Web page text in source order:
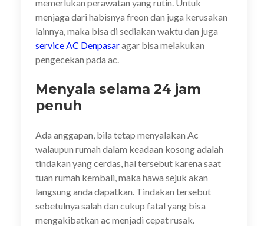
memerlukan perawatan yang rutin. Untuk
menjaga dari habisnya freon dan juga kerusakan
lainnya, maka bisa di sediakan waktu dan juga
service AC Denpasaragar bisa melakukan
pengecekan pada ac.
Menyala selama 24 jam
penuh
Ada anggapan, bila tetap menyalakan Ac
walaupun rumah dalam keadaan kosong adalah
tindakan yang cerdas, hal tersebut karena saat
tuan rumah kembali, maka hawa sejuk akan
langsung anda dapatkan. Tindakan tersebut
sebetulnya salah dan cukup fatal yang bisa
mengakibatkan ac menjadi cepat rusak.